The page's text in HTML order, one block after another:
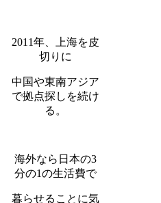
2011年、上海を皮
切りに
中国や東南アジア
で拠点探しを続け
る。
海外なら日本の3
分の1の生活費で
暮らせることに気